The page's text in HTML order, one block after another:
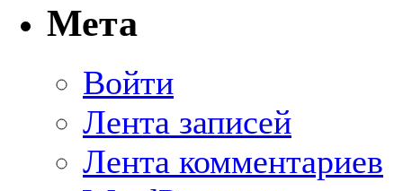
Мета
Войти
Лента записей
Лента комментариев